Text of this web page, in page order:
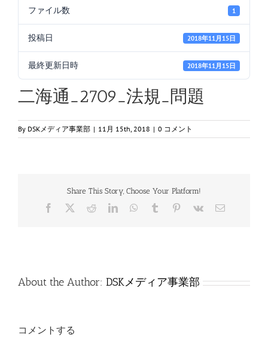
ファイル数 1
投稿日 2018年11月15日
最終更新日時 2018年11月15日
二海通_2709_法規_問題
By DSKメディア事業部 | 11月 15th, 2018 | 0 コメント
Share This Story, Choose Your Platform!
Facebook RedditLinkedInWhatsApp
Tumblr Pinterest
Vk
電
About the Author: DSKメディア事業部
コメントする